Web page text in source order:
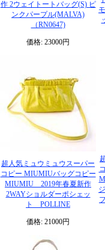
作 2ウェイトートバッグ(S) ピ
ンクパープル(MALVA)
（RN0647)
価格: 23000円
超人気ミュウミュウスーパー
コピー MIUMIUバッグコピー
MIUMIU 2019年春夏新作
2WAYショルダーポシェッ
ト POLLINE
価格: 21000円